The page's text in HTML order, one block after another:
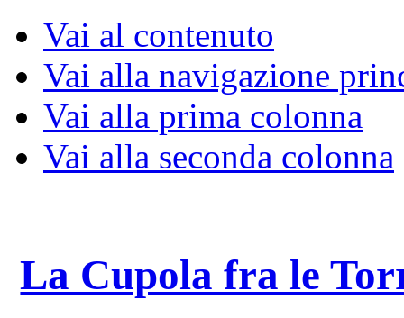
Vai al contenuto
Vai alla navigazione
Vai alla prima colonna
Vai alla seconda colonna
La Cupola fra le